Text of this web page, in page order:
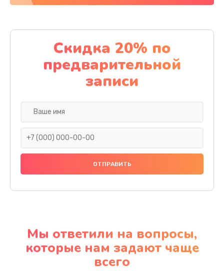
Скидка 20% по
предварительной
записи
Мы ответили на вопросы,
которые нам задают чаще
всего